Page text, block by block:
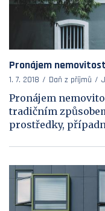
Pronájem
1. 7. 2018 Daň z příjmů
Pronájem
tradičním
prostředky,